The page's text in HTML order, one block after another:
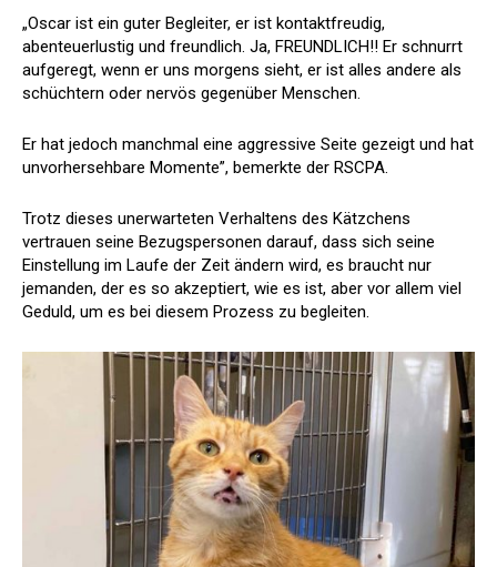
„Oscar ist ein guter Begleiter, er ist kontaktfreudig,
abenteuerlustig und freundlich. Ja, FREUNDLICH!! Er schnurrt
aufgeregt, wenn er uns morgens sieht, er ist alles andere als
schüchtern oder nervös gegenüber Menschen.
Er hat jedoch manchmal eine aggressive Seite gezeigt und hat
unvorhersehbare Momente”, bemerkte der RSCPA.
Trotz dieses unerwarteten Verhaltens des Kätzchens
vertrauen seine Bezugspersonen darauf, dass sich seine
Einstellung im Laufe der Zeit ändern wird, es braucht nur
jemanden, der es so akzeptiert, wie es ist, aber vor allem viel
Geduld, um es bei diesem Prozess zu begleiten.